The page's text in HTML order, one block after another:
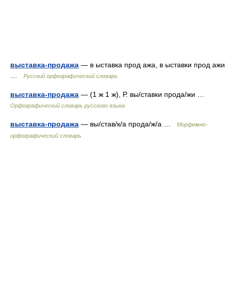
выставка-продажа — в ыставка прод ажа, в ыставки прод ажи
Русский орфографический словарь
выставка-продажа — (1 ж 1 ж), Р. вы/ставки прода/жи …
Орфографический словарь русского языка
выставка-продажа — вы/став/к/а прода/ж/а …
Морфемно-
орфографический словарь